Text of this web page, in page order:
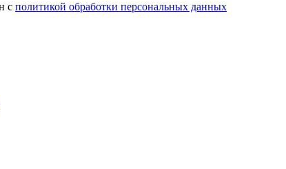
с политикой обработки персональных данных